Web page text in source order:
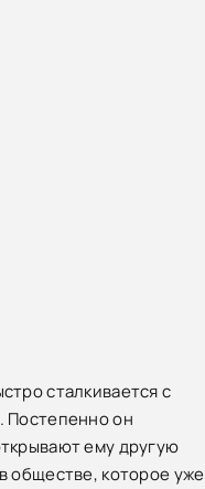
сталкивается с
Постепенно он
ему другую
обществе, которое уже